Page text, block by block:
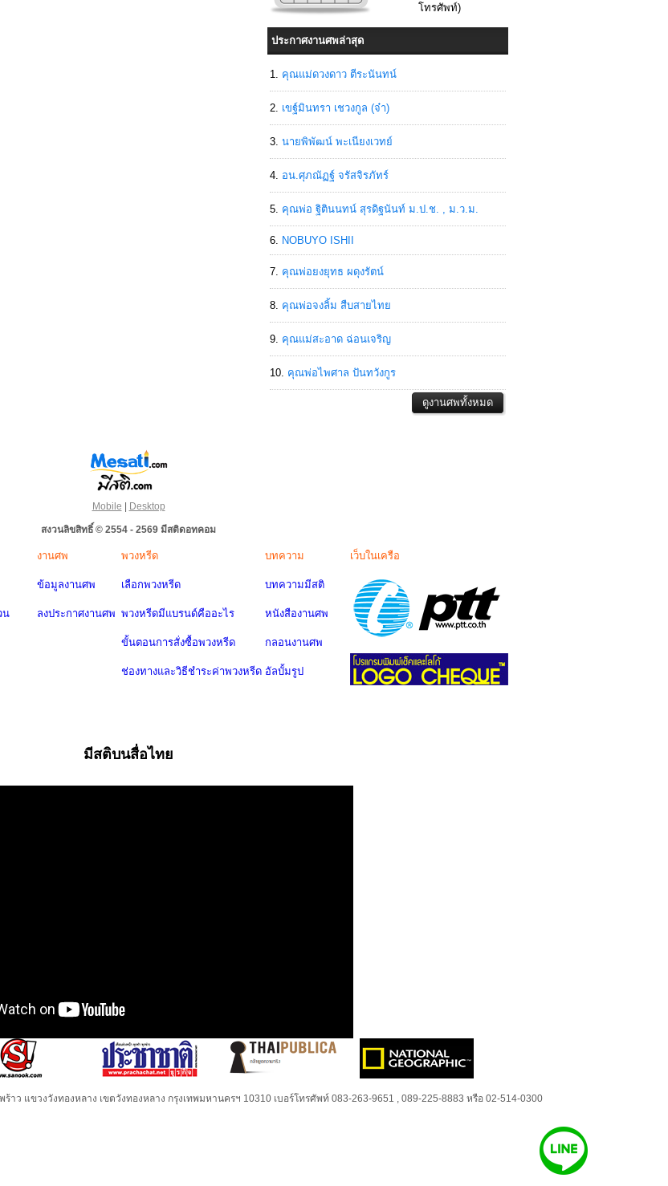
โทรศัพท์)
ประกาศงานศพล่าสุด
คุณแม่ดวงดาว ตีระนันทน์
เขฐ์มินทรา เชวงกูล (จ๋า)
นายพิพัฒน์ พะเนียงเวทย์
อน.ศุภณัฏฐ์ จรัสจิรภัทร์
คุณพ่อ ฐิตินนทน์ สุรดิฐนันท์ ม.ป.ช. , ม.ว.ม.
NOBUYO ISHII
คุณพ่อยงยุทธ ผดุงรัตน์
คุณพ่อจงลิ้ม สืบสายไทย
คุณแม่สะอาด ฉ่อนเจริญ
คุณพ่อไพศาล ปันทวังกูร
Mobile | Desktop
สงวนลิขสิทธิ์ © 2554 - 2569 มีสติดอทคอม
น
งานศพ
ข้อมูลงานศพ
ลงประกาศงานศพ
พวงหรีด
เลือกพวงหรีด
พวงหรีดมีแบรนด์คืออะไร
ขั้นตอนการสั่งซื้อพวงหรีด
ช่องทางและวิธีชำระค่าพวงหรีด
บทความ
บทความมีสติ
หนังสืองานศพ
กลอนงานศพ
อัลบั้มรูป
เว็บในเครือ
มีสติบนสื่อไทย
าว แขวงวังทองหลาง เขตวังทองหลาง กรุงเทพมหานครฯ 10310 เบอร์โทรศัพท์ 083-263-9651 , 089-225-8883 หรือ 02-514-0300